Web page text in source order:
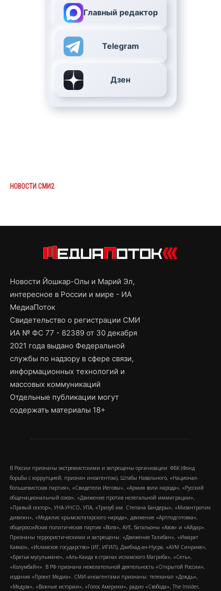
Главный редактор
Telegram
Дзен
НОВОСТИ СМИ2
Новости Йошкар-Олы и Марий Эл,
интересное в России и мире - ИА
МедиаПоток
Свидетельство о регистрации СМИ
ИА № ФС 77 - 82389 от 30 декабря
2021 года выдано Федеральной
службы по надзору в сфере связи,
информационных технологий и
массовых коммуникаций
Отдельные публикации могут
содержать материалы 18+
В России признаны экстремистскими и запрещены организации: ФБК (Фонд
борьбы с коррупцией, признан иноагентом), Штабы Навального, «Национал-
большевистская партия», «Свидетели Иеговы», «Армия воли народа», «Русский
общенациональный союз», «Движение против нелегальной иммиграции»,
«Правый сектор», УНА-УНСО, УПА, «Тризуб им. Степана Бандеры», «Мизантропик
дивижн», «Меджлис крымскотатарского народа», движение «Артподготовка»,
общероссийская политическая партия «Воля», АУЕ, батальоны «Азов» и «Айдар».
Признаны террористическими и запрещены: «Движение Талибан», «Имарат
Кавказ», «Исламское государство» (ИГ, ИГИЛ), Джебхад-ан-Нусра, «АУМ Синрике»,
«Братья-мусульмане», «Аль-Каида в странах исламского Магриба», «Сеть»,
«Колумбайн». В РФ признана нежелательной деятельность «Открытой России»,
издания «Проект Медиа». СМИ-иноагентами признаны: телеканал «Дождь»,
«Медуза», «Важные истории», «Голос Америки», радио «Свобода», The Insider,